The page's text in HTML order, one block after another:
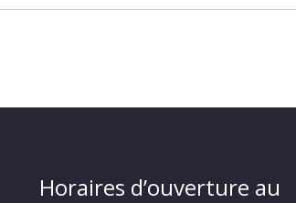
Horaires d’ouverture au